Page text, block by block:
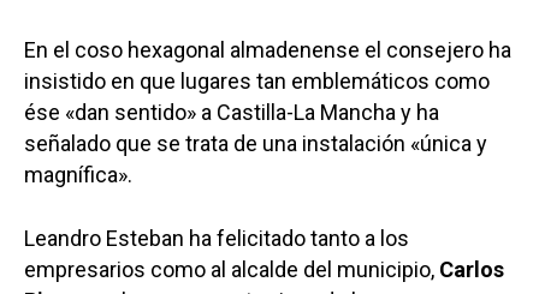
En el coso hexagonal almadenense el consejero ha
insistido en que lugares tan emblemáticos como
ése «dan sentido» a Castilla-La Mancha y ha
señalado que se trata de una instalación «única y
magnífica».
Leandro Esteban ha felicitado tanto a los
empresarios como al alcalde del municipio, Carlos